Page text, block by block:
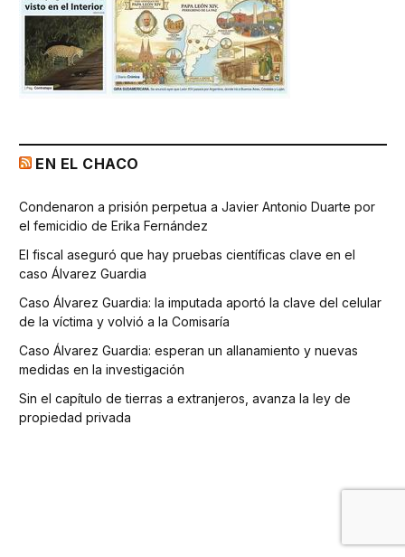
EN EL CHACO
Condenaron a prisión perpetua a Javier Antonio Duarte por
el femicidio de Erika Fernández
El fiscal aseguró que hay pruebas científicas clave en el
caso Álvarez Guardia
Caso Álvarez Guardia: la imputada aportó la clave del celular
de la víctima y volvió a la Comisaría
Caso Álvarez Guardia: esperan un allanamiento y nuevas
medidas en la investigación
Sin el capítulo de tierras a extranjeros, avanza la ley de
propiedad privada